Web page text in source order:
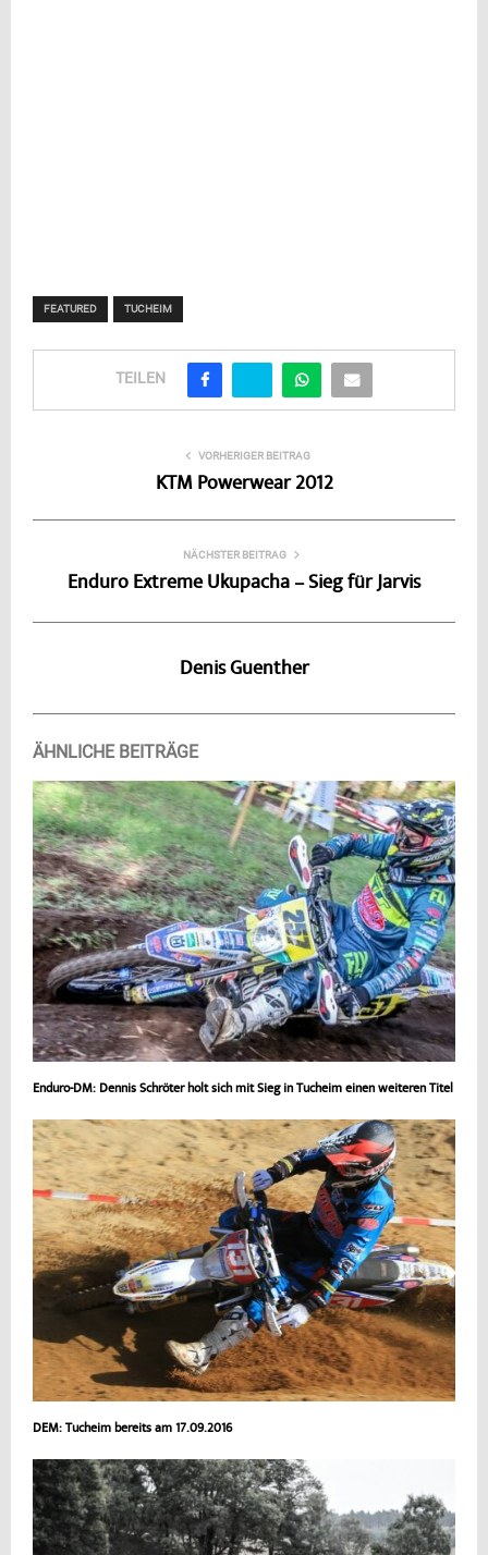
FEATURED TUCHEIM
TEILEN
VORHERIGER BEITRAG
KTM Powerwear 2012
NÄCHSTER BEITRAG
Enduro Extreme Ukupacha – Sieg für Jarvis
Denis Guenther
ÄHNLICHE BEITRÄGE
Enduro-DM: Dennis Schröter holt sich mit Sieg in Tucheim einen weiteren Titel
DEM: Tucheim bereits am 17.09.2016